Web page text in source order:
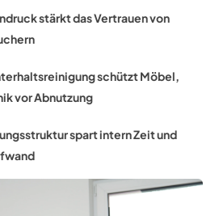
stärkt das Vertrauen von
schützt Möbel,
vor Abnutzung
spart intern Zeit und